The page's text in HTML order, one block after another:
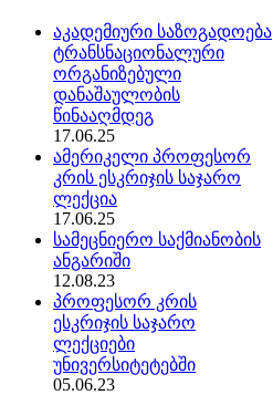
აკადემიური საზოგადოება
ტრანსნაციონალური
ორგანიზებული
დანაშაულობის
წინააღმდეგ
17.06.25
ამერიკელი პროფესორ
კრის ესკრიჯის საჯარო
ლექცია
17.06.25
სამეცნიერო საქმიანობის
ანგარიში
12.08.23
პროფესორ კრის
ესკრიჯის საჯარო
ლექციები
უნივერსიტეტებში
05.06.23